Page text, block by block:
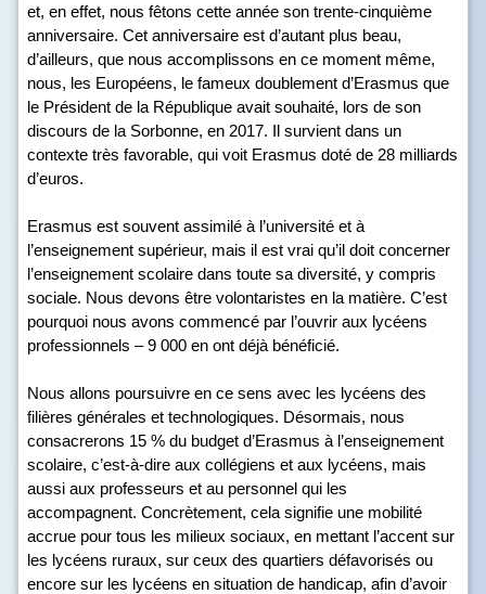
et, en effet, nous fêtons cette année son trente-cinquième
anniversaire. Cet anniversaire est d’autant plus beau,
d’ailleurs, que nous accomplissons en ce moment même,
nous, les Européens, le fameux doublement d’Erasmus que
le Président de la République avait souhaité, lors de son
discours de la Sorbonne, en 2017. Il survient dans un
contexte très favorable, qui voit Erasmus doté de 28 milliards
d’euros.
Erasmus est souvent assimilé à l’université et à
l’enseignement supérieur, mais il est vrai qu’il doit concerner
l’enseignement scolaire dans toute sa diversité, y compris
sociale. Nous devons être volontaristes en la matière. C’est
pourquoi nous avons commencé par l’ouvrir aux lycéens
professionnels – 9 000 en ont déjà bénéficié.
Nous allons poursuivre en ce sens avec les lycéens des
filières générales et technologiques. Désormais, nous
consacrerons 15 % du budget d’Erasmus à l’enseignement
scolaire, c’est-à-dire aux collégiens et aux lycéens, mais
aussi aux professeurs et au personnel qui les
accompagnent. Concrètement, cela signifie une mobilité
accrue pour tous les milieux sociaux, en mettant l’accent sur
les lycéens ruraux, sur ceux des quartiers défavorisés ou
encore sur les lycéens en situation de handicap, afin d’avoir